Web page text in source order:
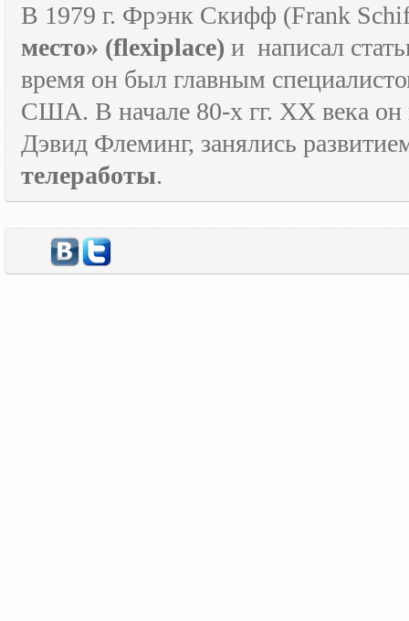
В 1979 г. Фрэнк Скифф (Frank
место» (flexiplace) и написал
время он был главным
США. В начале 80-х гг. XX века
Дэвид Флеминг, занялись
телеработы.